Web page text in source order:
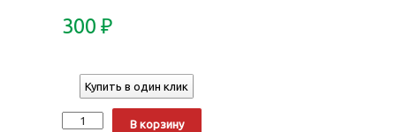
300 ₽
Купить в один клик
Количество
В корзину